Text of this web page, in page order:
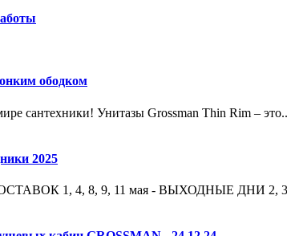
ободком
Унитазы Grossman Thin Rim –
2025
1, 4, 8, 9, 11 мая - ВЫХОДНЫЕ ДНИ 2, 3,